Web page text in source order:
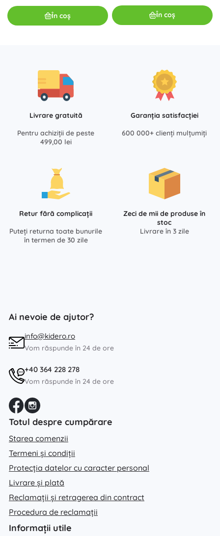
În coș În coș
Livrare gratuită
Pentru achiziții de peste
499,00 lei
Garanția satisfacției
600 000+ clienți mulțumiți
Retur fără complicații
Puteți returna toate bunurile
în termen de 30 zile
Zeci de mii de produse în
stoc
Livrare în 3 zile
Ai nevoie de ajutor?
info@kidero.ro
Vom răspunde în 24 de ore
+40 364 228 278
Vom răspunde în 24 de ore
Totul despre cumpărare
Starea comenzii
Termeni și condiții
Protecția datelor cu caracter personal
Livrare și plată
Reclamații și retragerea din contract
Procedura de reclamații
Informații utile